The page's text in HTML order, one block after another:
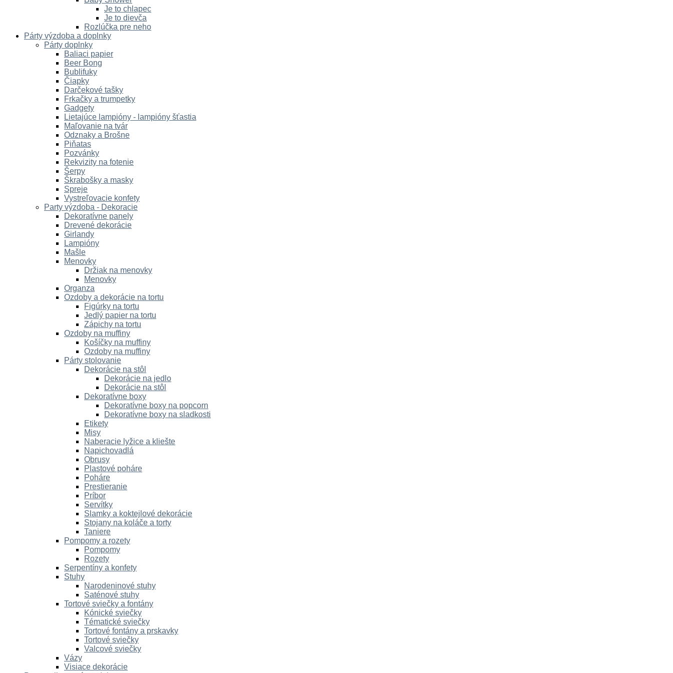
Je to chlapec
Je to dievča
Rozlúčka pre neho
Párty výzdoba a doplnky
Párty doplnky
Baliaci papier
Beer Bong
Bublifuky
Čiapky
Darčekové tašky
Frkačky a trumpetky
Gadgety
Lietajúce lampióny - lampióny šťastia
Maľovanie na tvár
Odznaky a Brošne
Piňatas
Pozvánky
Rekvizity na fotenie
Šerpy
Škrabošky a masky
Spreje
Vystreľovacie konfety
Party výzdoba - Dekoracie
Dekoratívne panely
Drevené dekorácie
Girlandy
Lampióny
Mašle
Menovky
Držiak na menovky
Menovky
Organza
Ozdoby a dekorácie na tortu
Figúrky na tortu
Jedlý papier na tortu
Zápichy na tortu
Ozdoby na muffiny
Košíčky na muffiny
Ozdoby na muffiny
Párty stolovanie
Dekorácie na stôl
Dekorácie na jedlo
Dekorácie na stôl
Dekoratívne boxy
Dekoratívne boxy na popcorn
Dekoratívne boxy na sladkosti
Etikety
Misy
Naberacie lyžice a kliešte
Napichovadlá
Obrusy
Plastové poháre
Poháre
Prestieranie
Príbor
Servítky
Slamky a koktejlové dekorácie
Stojany na koláče a torty
Taniere
Pompomy a rozety
Pompomy
Rozety
Serpentíny a konfety
Stuhy
Narodeninové stuhy
Saténové stuhy
Tortové sviečky a fontány
Kónické sviečky
Tématické sviečky
Tortové fontány a prskavky
Tortové sviečky
Valcové sviečky
Vázy
Visiace dekorácie